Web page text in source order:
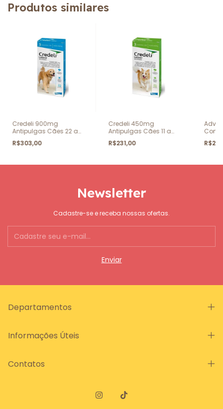
Produtos similares
Credeli 900mg
Antipulgas Cães 22 a
45kg 3 Comprimidos
R$303,00
Credeli 450mg
Antipulgas Cães 11 a
22kg 3 Comprimidos
R$231,00
Newsletter
Cadastre-se e receba nossas ofertas.
Departamentos
Informações Úteis
Contatos